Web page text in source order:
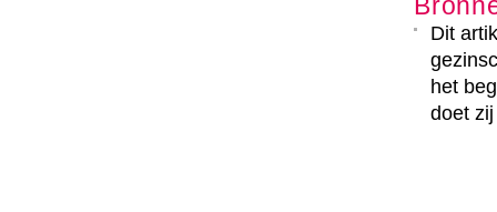
Dit
het
doet